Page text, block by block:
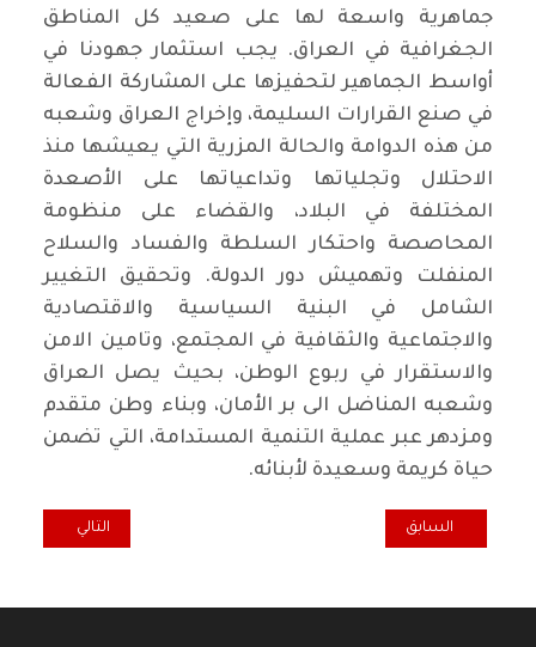
جماهرية واسعة لها على صعيد كل المناطق
الجغرافية في العراق. يجب استثمار جهودنا في
أواسط الجماهير لتحفيزها على المشاركة الفعالة
في صنع القرارات السليمة، وإخراج العراق وشعبه
من هذه الدوامة والحالة المزرية التي يعيشها منذ
الاحتلال وتجلياتها وتداعياتها على الأصعدة
المختلفة في البلاد، والقضاء على منظومة
المحاصصة واحتكار السلطة والفساد والسلاح
المنفلت وتهميش دور الدولة. وتحقيق التغيير
الشامل في البنية السياسية والاقتصادية
والاجتماعية والثقافية في المجتمع، وتامين الامن
والاستقرار في ربوع الوطن، بحيث يصل العراق
وشعبه المناضل الى بر الأمان، وبناء وطن متقدم
ومزدهر عبر عملية التنمية المستدامة، التي تضمن
حياة كريمة وسعيدة لأبنائه.
المقال السابق: سياسة خساسة
السابق المقال التالي:
التالي